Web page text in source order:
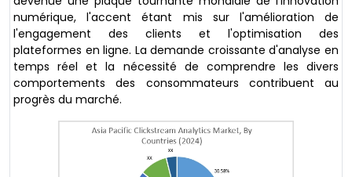
numérique, l'accent étant mis sur l'amélioration de
l'engagement des clients et l'optimisation des
plateformes en ligne. La demande croissante d'analyse en
temps réel et la nécessité de comprendre les divers
comportements des consommateurs contribuent au
progrès du marché.